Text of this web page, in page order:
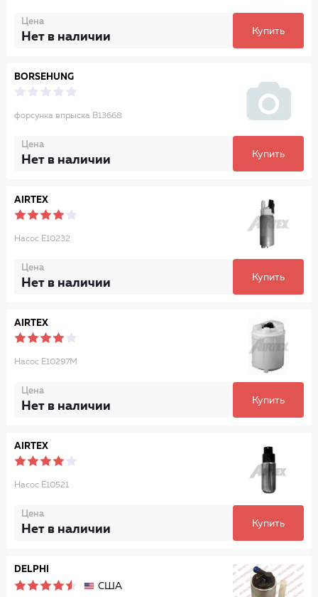
Цена
Нет в наличии Купить
BORSEHUNG
форсунка впрыска B13668
Цена
Нет в наличии Купить
AIRTEX
Насос E10232
Цена
Нет в наличии Купить
AIRTEX
Насос E10297M
Цена
Нет в наличии Купить
AIRTEX
Насос E10521
Цена
Нет в наличии Купить
DELPHI
США